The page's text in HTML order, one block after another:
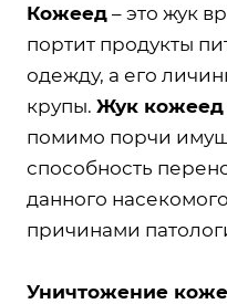
Кожеед – это жук
портит продукты
одежду, а его
крупы. Жук кожеед
помимо порчи
способность
данного
причинами
Уничтожение